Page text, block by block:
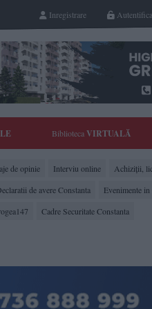
Inregistrare
BibliotecaVIRTUALĂ
de opinie Interviu online
Achiziții,
de avere Constanta
Evenimente
Cadre Securitate Constanta